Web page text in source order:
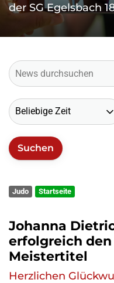
der SG Egelsbach
Judo Startseite
Johanna
erfolgreich
Meistertitel
Herzlichen